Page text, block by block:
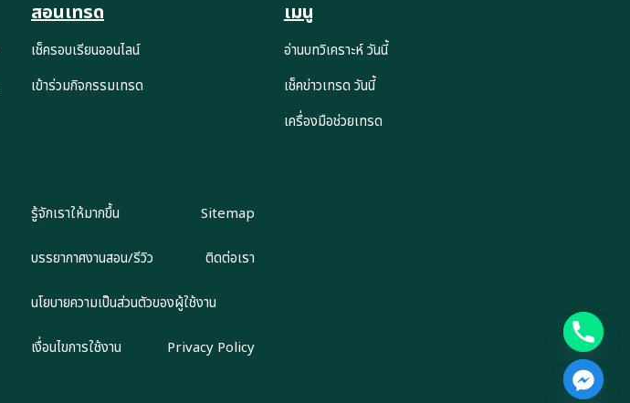
สอนเทรด
เช็ครอบเรียนออนไลน์
เข้าร่วมกิจกรรมเทรด
เมนู
อ่านบทวิเคราะห์ วันนี้
เช็คข่าวเทรด วันนี้
เครื่องมือช่วยเทรด
รู้จักเราให้มากขึ้น Sitemap
บรรยากาศงานสอน/รีวิว ติดต่อเรา
นโยบายความเป็นส่วนตัวของผู้ใช้งาน
เงื่อนไขการใช้งาน Privacy Policy